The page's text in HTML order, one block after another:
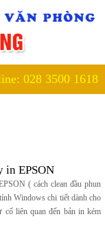
028 3500 1618
in EPSON
( cách clean đầu phun
Windows chi tiết dành cho
cố liên quan đến bản in kém